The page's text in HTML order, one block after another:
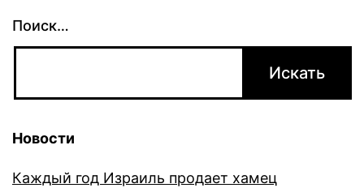
Поиск…
Новости
Каждый год Израиль продает хамец